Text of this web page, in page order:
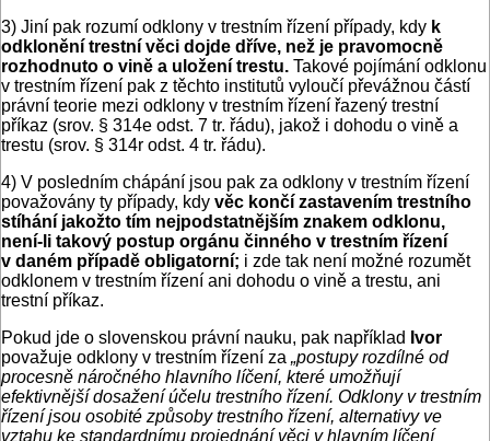
3) Jiní pak rozumí odklony v trestním řízení případy, kdy k
odklonění trestní věci dojde dříve, než je pravomocně
rozhodnuto o vině a uložení trestu. Takové pojímání odklonu
v trestním řízení pak z těchto institutů vyloučí převážnou částí
právní teorie mezi odklony v trestním řízení řazený trestní
příkaz (srov. § 314e odst. 7 tr. řádu), jakož i dohodu o vině a
trestu (srov. § 314r odst. 4 tr. řádu).
4) V posledním chápání jsou pak za odklony v trestním řízení
považovány ty případy, kdy věc končí zastavením trestního
stíhání jakožto tím nejpodstatnějším znakem odklonu,
není-li takový postup orgánu činného v trestním řízení
v daném případě obligatorní; i zde tak není možné rozumět
odklonem v trestním řízení ani dohodu o vině a trestu, ani
trestní příkaz.
Pokud jde o slovenskou právní nauku, pak například Ivor
považuje odklony v trestním řízení za „postupy rozdílné od
procesně náročného hlavního líčení, které umožňují
efektivnější dosažení účelu trestního řízení. Odklony v trestním
řízení jsou osobité způsoby trestního řízení, alternativy ve
vztahu ke standardnímu projednání věci v hlavním líčení